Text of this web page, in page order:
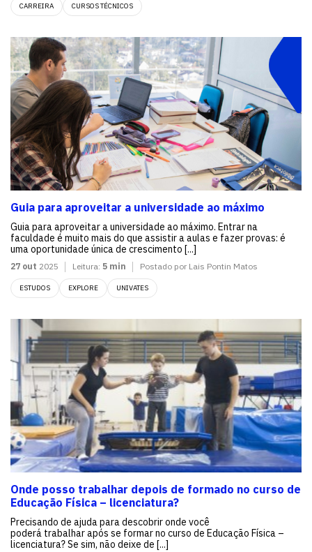
CARREIRA CURSOS TÉCNICOS
Guia para aproveitar a universidade ao máximo
Guia para aproveitar a universidade ao máximo. Entrar na
faculdade é muito mais do que assistir a aulas e fazer provas: é
uma oportunidade única de crescimento [...]
27 out 2025 Leitura: 5 min Postado por Lais Pontin Matos
ESTUDOS EXPLORE UNIVATES
Onde posso trabalhar depois de formado no curso de
Educação Física – licenciatura?
Precisando de ajuda para descobrir onde você
poderá trabalhar após se formar no curso de Educação Física –
licenciatura? Se sim, não deixe de [...]